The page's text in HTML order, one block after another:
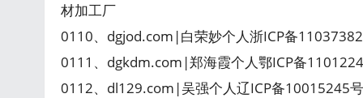
材加工厂
0110、dgjod.com|白荣妙个人浙ICP备
0111、dgkdm.com|郑海霞个人鄂ICP备
0112、dl129.com|吴强个人辽ICP备10015245